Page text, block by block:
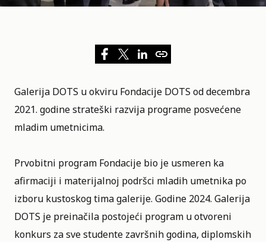
Galerija DOTS u okviru Fondacije DOTS od decembra
2021. godine strateški razvija programe posvećene
mladim umetnicima.
Prvobitni program Fondacije bio je usmeren ka
afirmaciji i materijalnoj podršci mladih umetnika po
izboru kustoskog tima galerije. Godine 2024. Galerija
DOTS je preinačila postojeći program u otvoreni
konkurs za sve studente završnih godina, diplomskih